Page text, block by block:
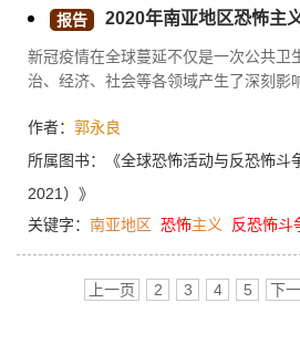
措施，极大地遏制了恐怖袭击事件频发
仍在利用各国防疫限制和经济复苏困境
招募活动依然盛行，自我激化的“独狼”
减；缅甸、泰国动荡的局势成为催生恐
报告 2020年南亚地区恐怖主
新冠疫情在全球蔓延不仅是一次公共卫
治、经济、社会等各领域产生了深刻影
主义的威胁，是全球受恐怖主义影响的
亚地区各国的政治、经济、社会等领域
了肥沃的土壤，恐怖主义威胁持续笼罩
临的恐怖主义态势，分析恐怖主义态势
地区的反恐怖斗争态势及发展趋势。
作者： 郭永良
所属图书：
《全球恐怖活动与反恐怖
2021）》
关键字： 南亚地区 恐怖主义 反恐怖斗
上一页 2 3 4 5 下